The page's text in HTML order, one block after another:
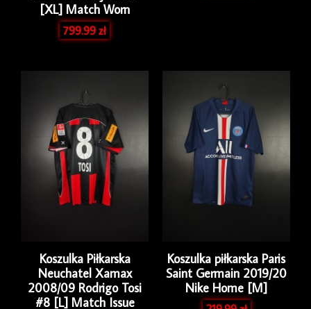
[XL] Match Worn
799.99zł
Koszulka Piłkarska
Neuchatel Xamax
2008/09 Rodrigo Tosi
#8 [L] Match Issue
Koszulka piłkarska Paris
Saint Germain 2019/20
Nike Home [M]